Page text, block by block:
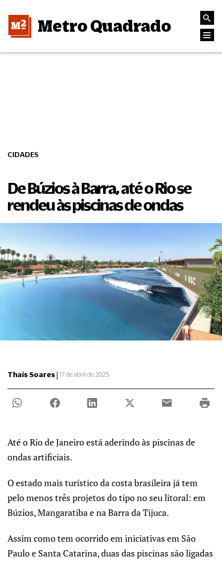
Metro Quadrado
CIDADES
De Búzios à Barra, até o Rio se
rendeu às piscinas de ondas
Thaís Soares| 17 de abril de 2025
Até o Rio de Janeiro está aderindo às piscinas de
ondas artificiais.
O estado mais turístico da costa brasileira já tem
pelo menos três projetos do tipo no seu litoral: em
Búzios, Mangaratiba e na Barra da Tijuca.
Assim como tem ocorrido em iniciativas em São
Paulo e Santa Catarina, duas das piscinas são ligadas